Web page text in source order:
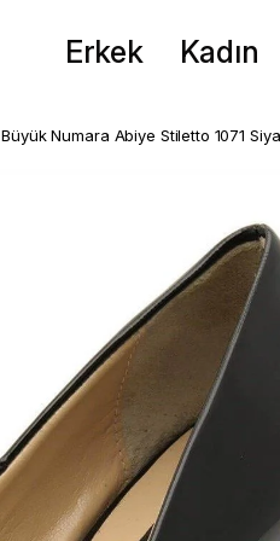
Erkek Kadın
Büyük Numara Abiye Stiletto 1071